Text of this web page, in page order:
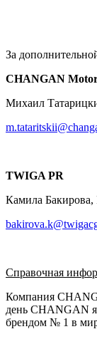
За
CHANGAN
Михаил
TWIGA PR
Камила
Справочная
Компания
день CHANGAN
брендом № 1 в